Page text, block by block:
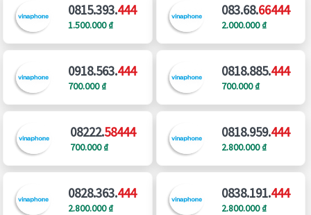
0815.393.444
1.500.000 ₫
083.68.66444
2.000.000 ₫
0918.563.444
700.000 ₫
0818.885.444
700.000 ₫
08222.58444
700.000 ₫
0818.959.444
2.800.000 ₫
0828.363.444
2.800.000 ₫
0838.191.444
2.800.000 ₫